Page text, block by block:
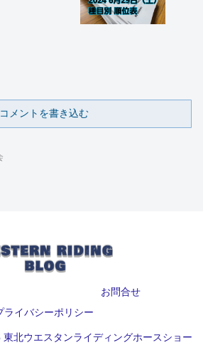
コメントを書き込む
お問合せ
ライバシーポリシー
北ウエスタンライディングホースショー